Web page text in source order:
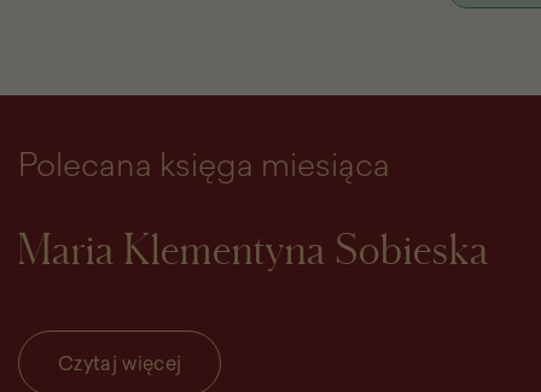
Polecana księga miesiąca
Maria Klementyna Sobieska
Czytaj więcej